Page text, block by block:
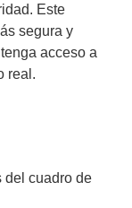
Este
segura y
acceso a
real.
del cuadro de